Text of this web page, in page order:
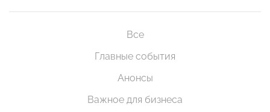
Все
Главные события
Анонсы
Важное для бизнеса